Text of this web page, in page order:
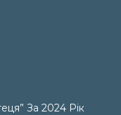
За 2024 Рік